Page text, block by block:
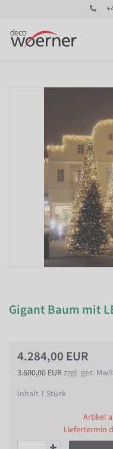
Gigant Baum mit
4.284,00 EUR
3.600,00 EURzzgl. ges.
Inhalt 1 Stück
Artikel
Liefertermin